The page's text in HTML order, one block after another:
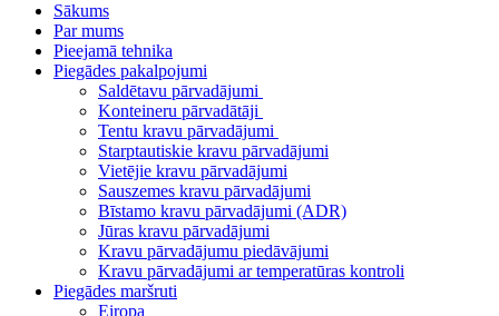
Sākums
Par mums
Pieejamā tehnika
Piegādes pakalpojumi
Saldētavu pārvadājumi
Konteineru pārvadātāji
Tentu kravu pārvadājumi
Starptautiskie kravu pārvadājumi
Vietējie kravu pārvadājumi
Sauszemes kravu pārvadājumi
Bīstamo kravu pārvadājumi (ADR)
Jūras kravu pārvadājumi
Kravu pārvadājumu piedāvājumi
Kravu pārvadājumi ar temperatūras kontroli
Piegādes maršruti
Eiropa